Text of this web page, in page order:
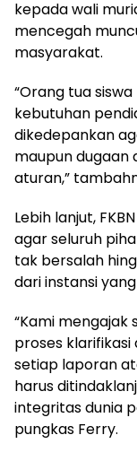
kepada wali
mencegah
masyarakat.
“Orang tua
kebutuhan
dikedepankan
maupun dugaan
aturan,”
Lebih lanjut,
agar seluruh
tak bersalah
dari instansi
“Kami
proses klarifikasi
setiap laporan
harus
integritas dunia
pungkas Ferry.